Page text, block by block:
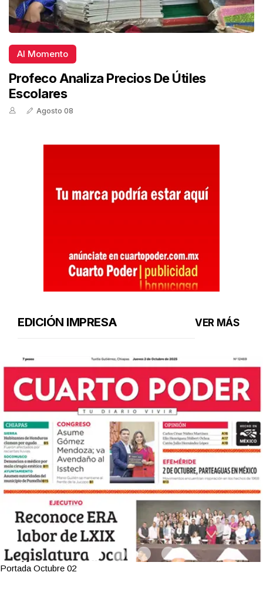
Al Momento
Profeco Analiza Precios De Útiles
Escolares
Agosto 08
EDICIÓN IMPRESA VER MÁS
Portada Octubre 02